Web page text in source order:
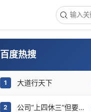
百度热搜
1 大道行天下
2 公司“上四休三”但要降薪1000元